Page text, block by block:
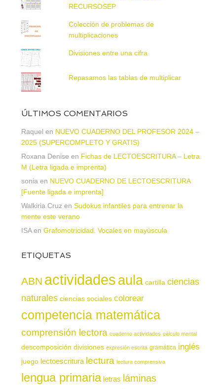
RECURSOSEP
Colección de problemas de
multiplicaciones
Divisiones entre una cifra
Repasamos las tablas de multiplicar
ÚLTIMOS COMENTARIOS
Raquel en NUEVO CUADERNO DEL PROFESOR 2024 –
2025 (SUPERCOMPLETO Y GRATIS)
Roxana Denise en Fichas de LECTOESCRITURA – Letra
M (Letra ligada e imprenta)
sonia en NUEVO CUADERNO DE LECTOESCRITURA
[Fuente ligada e imprenta]
Walkiria Cruz en Sudokus infantiles para entrenar la
mente este verano
ISAen Grafomotricidad. Vocales en mayúscula
ETIQUETAS
ABN actividadesaula cartilla ciencias
naturales ciencias sociales colorear
competencia matemática
comprensión lectora cuaderno actividades cálculo mental
descomposición divisiones expresión escrita gramática inglés
juego lectoescritura lectura lectura comprensiva
lengua primaria letras láminas